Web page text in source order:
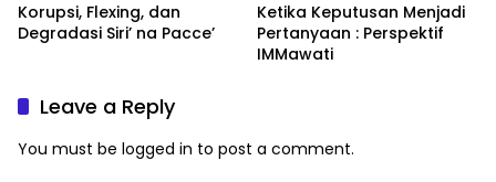
Korupsi, Flexing, dan
Degradasi Siri’ na Pacce’
Ketika Keputusan Menjadi
Pertanyaan : Perspektif
IMMawati
Leave a Reply
You must be logged in to post a comment.